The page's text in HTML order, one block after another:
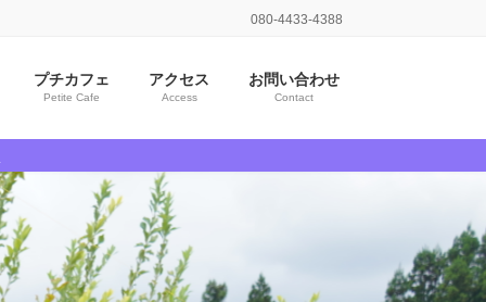
080-4433-4388
プチカフェ
Petite Cafe
アクセス
Access
お問い合わせ
Contact